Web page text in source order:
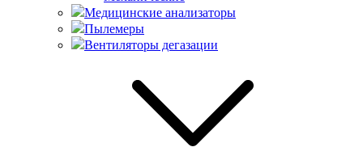
Медицинские анализаторы
Пылемеры
Вентиляторы дегазации